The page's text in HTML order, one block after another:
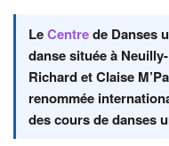
LeCentrede Danses
danse située à
Richard et Claise
renommée
des cours de danses